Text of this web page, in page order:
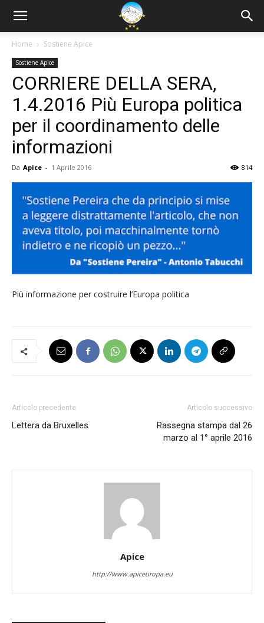
Home Sostiene Apice
Sostiene Apice
CORRIERE DELLA SERA,
1.4.2016 Più Europa politica
per il coordinamento delle
informazioni
Da Apice - 1 Aprile 2016 814
Più informazione per costruire l’Europa politica
Articolo precedente
Lettera da Bruxelles
Articolo successivo
Rassegna stampa dal 26
marzo al 1° aprile 2016
Apice
http://www.apiceuropa.eu